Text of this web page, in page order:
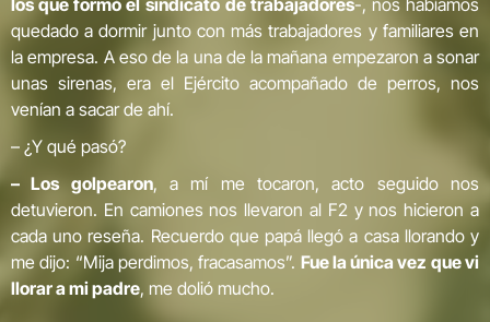
los que formó el sindicato de trabajadores-, nos habíamos
quedado a dormir junto con más trabajadores y familiares en
la empresa. A eso de la una de la mañana empezaron a sonar
unas sirenas, era el Ejército acompañado de perros, nos
venían a sacar de ahí.
– ¿Y qué pasó?
– Los golpearon, a mí me tocaron, acto seguido nos
detuvieron. En camiones nos llevaron al F2 y nos hicieron a
cada uno reseña. Recuerdo que papá llegó a casa llorando y
me dijo: “Mija perdimos, fracasamos”. Fue la única vez que vi
llorar a mi padre, me dolió mucho.